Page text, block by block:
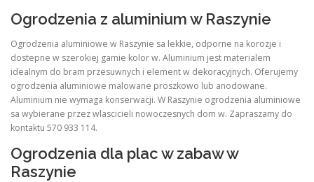
Ogrodzenia z aluminium w Raszynie
Ogrodzenia aluminiowe w Raszynie sa lekkie, odporne na korozje i
dostepne w szerokiej gamie kolor w. Aluminium jest materialem
idealnym do bram przesuwnych i element w dekoracyjnych. Oferujemy
ogrodzenia aluminiowe malowane proszkowo lub anodowane.
Aluminium nie wymaga konserwacji. W Raszynie ogrodzenia aluminiowe
sa wybierane przez wlascicieli nowoczesnych dom w. Zapraszamy do
kontaktu 570 933 114.
Ogrodzenia dla plac w zabaw w
Raszynie